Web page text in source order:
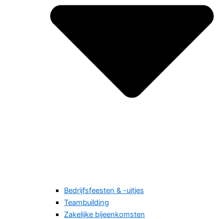
Bedrijfsfeesten & -uitjes
Teambuilding
Zakelijke bijeenkomsten